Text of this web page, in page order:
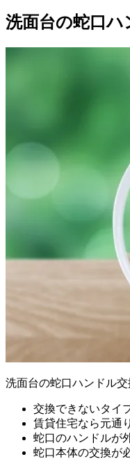
洗面台の蛇口ハ
洗面台の蛇口ハンドル
交換できないタイ
賃貸住宅なら元通
蛇口のハンドルが
蛇口本体の交換が